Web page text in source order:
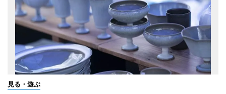
見る・遊ぶ